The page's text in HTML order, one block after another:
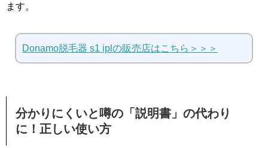
ます。
Donamo脱毛器 s1 iplの販売店はこちら＞＞＞
分かりにくいと噂の「説明書」の代わり
に！正しい使い方